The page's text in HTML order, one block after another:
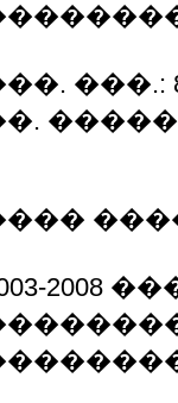
���.: 8
�����:
2008